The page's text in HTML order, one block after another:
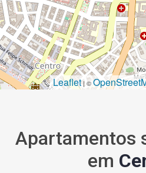
Leaflet| ©
Apartamentos
em